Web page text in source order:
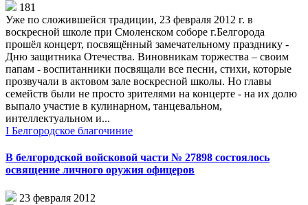
181
Уже по сложившейся традиции, 23 февраля 2012 г. в
воскресной школе при Смоленском соборе г.Белгорода
прошёл концерт, посвящённый замечательному празднику -
Дню защитника Отечества. Виновникам торжества – своим
папам - воспитанники посвящали все песни, стихи, которые
прозвучали в актовом зале воскресной школы. Но главы
семейств были не просто зрителями на концерте - на их долю
выпало участие в кулинарном, танцевальном,
интеллектуальном и...
I Белгородское благочиние
В белгородской войсковой части № 27898 состоялось
освящение личного оружия офицеров
23 февраля 2012